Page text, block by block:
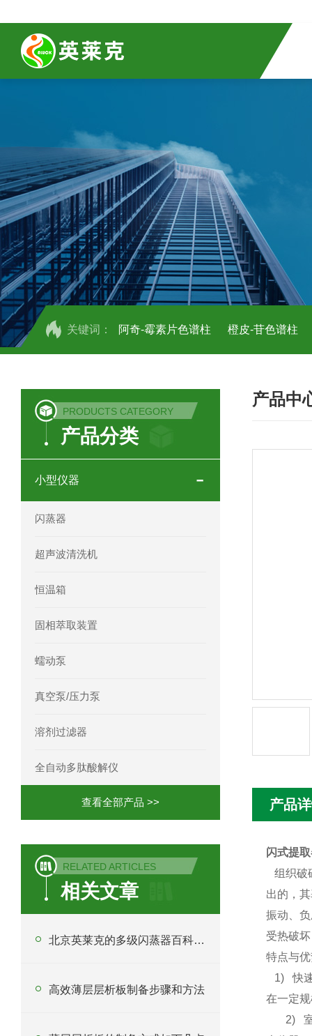
关键词： 阿奇-霉素片色谱柱 橙皮-苷色谱柱
COSMOSIL 1.8PBr五溴苯基色谱柱
菟丝子 柠檬黄色谱柱
印度Force Scientific Rubitas色谱柱
PRODUCTS CATEGORY
产品分类
小型仪器
闪蒸器
超声波清洗机
恒温箱
固相萃取装置
蠕动泵
真空泵/压力泵
溶剂过滤器
全自动多肽酸解仪
查看全部产品 >>
RELATED ARTICLES
相关文章
北京英莱克的多级闪蒸器百科介绍
高效薄层层析板制备步骤和方法
产品中
产品
闪式提
组织破
出的，
振动、
受热破
特点与
1) 快
在一定
2)